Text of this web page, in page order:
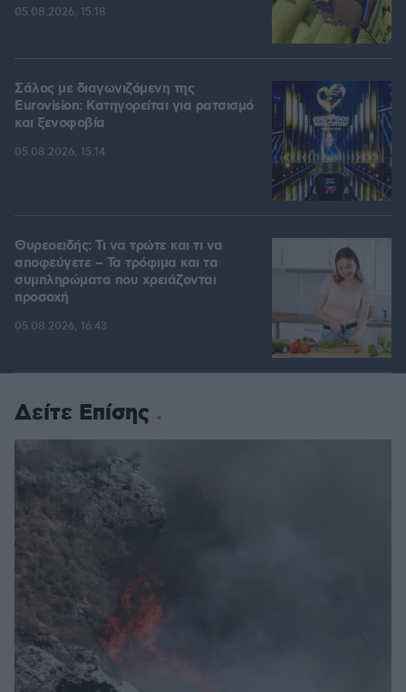
05.08.2026, 15:18
Σάλος με διαγωνιζόμενη της
Eurovision: Κατηγορείται για ρατσισμό
και ξενοφοβία
05.08.2026, 15:14
Θυρεοειδής: Τι να τρώτε και τι να
αποφεύγετε – Τα τρόφιμα και τα
συμπληρώματα που χρειάζονται
προσοχή
05.08.2026, 16:43
Δείτε Επίσης